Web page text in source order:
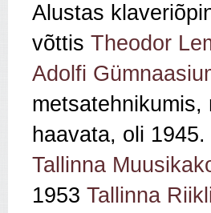
Alustas
võttis Theodor
Adolfi
haavata, oli
Tallinna
1953 Tallinna